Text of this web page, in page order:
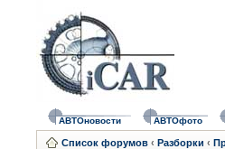
АВТОновости АВТОфото
Список форумов ‹ Разборки ‹